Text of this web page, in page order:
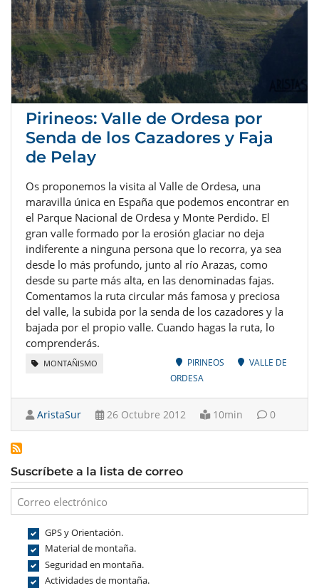
Pirineos: Valle de Ordesa por
Senda de los Cazadores y Faja
de Pelay
Os proponemos la visita al Valle de Ordesa, una
maravilla única en España que podemos encontrar en
el Parque Nacional de Ordesa y Monte Perdido. El
gran valle formado por la erosión glaciar no deja
indiferente a ninguna persona que lo recorra, ya sea
desde lo más profundo, junto al río Arazas, como
desde su parte más alta, en las denominadas fajas.
Comentamos la ruta circular más famosa y preciosa
del valle, la subida por la senda de los cazadores y la
bajada por el propio valle. Cuando hagas la ruta, lo
comprenderás.
MONTAÑISMO PIRINEOS
VALLE DE
ORDESA
AristaSur 26 Octubre 2012 10min 0
Suscríbete a la lista de correo
GPS y Orientación.
Material de montaña.
Seguridad en montaña.
Actividades de montaña.